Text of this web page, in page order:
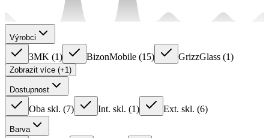
Výrobci
3MK (1) BizonMobile (15) GrizzGlass (1)
Zobrazit více (+1)
Dostupnost
Oba skl. (7) Int. skl. (1) Ext. skl. (6)
Barva